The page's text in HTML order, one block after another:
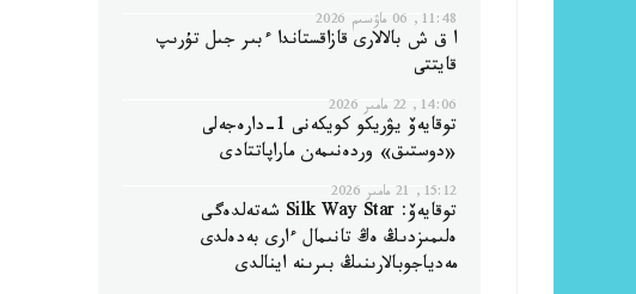
11:48, 06 ماۋسىم 2026
ا ق ش بالالارى قازاقستاندا ءبىر جىل تۇرىپ
قايتتى
14:06, 22 مامىر 2026
توقايەۆ يۋريكو كويكەنى 1-دارەجەلى
«دوستىق» وردەنىمەن ماراپاتتادى
15:12, 21 مامىر 2026
توقايەۆ: Silk Way Star شەتەلدەگى
ەلىمىزدىڭ ەڭ تانىمال ءارى بەدەلدى
مەدياجوبالارىنىڭ بىرىنە اينالدى